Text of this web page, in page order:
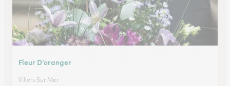
Fleur D’oranger
Villers Sur Mer